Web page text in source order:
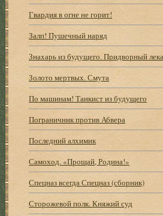
Гвардия в огне не горит!
Залп! Пушечный наряд
Знахарь из будущего. Придворный
Золото мертвых. Смута
По машинам! Танкист из будущего
Пограничник против Абвера
Последний алхимик
Самоход. «Прощай, Родина!»
Спецназ всегда Спецназ (сборник)
Сторожевой полк. Княжий суд